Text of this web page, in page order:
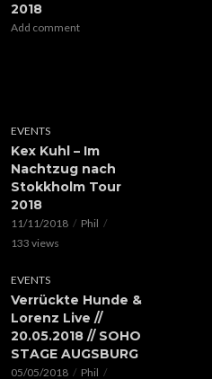
2018
Add comment
EVENTS
Kex Kuhl – Im
Nachtzug nach
Stokkholm Tour
2018
11/11/2018
Phil
133 views
EVENTS
Verrückte Hunde &
Lorenz Live //
20.05.2018 // SOHO
STAGE AUGSBURG
05/05/2018 Phil